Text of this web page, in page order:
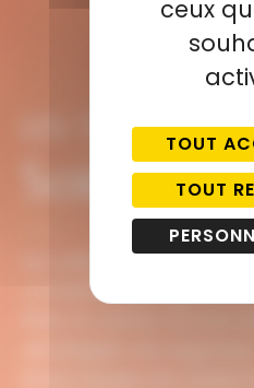
LES
Soins du
Les soins du corps Qu-
combattre les signes du
ceux
TOUT
TOUT